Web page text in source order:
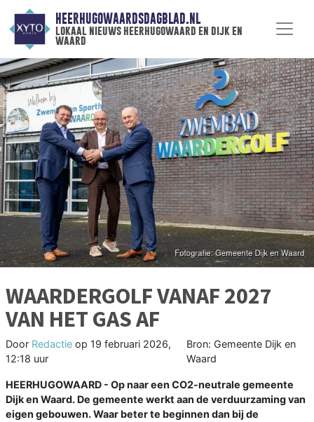
HEERHUGOWAARDSDAGBLAD.NL
lokaal nieuws heerhugowaard en dijk en
waard
WAARDERGOLF VANAF 2027
VAN HET GAS AF
Door Redactie op 19 februari 2026,
12:18 uur
Bron: Gemeente Dijk en
Waard
HEERHUGOWAARD - Op naar een CO2-neutrale gemeente
Dijk en Waard. De gemeente werkt aan de verduurzaming van
eigen gebouwen. Waar beter te beginnen dan bij de